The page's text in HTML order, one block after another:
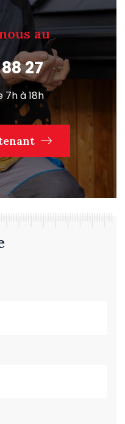
au
27
7h à 18h